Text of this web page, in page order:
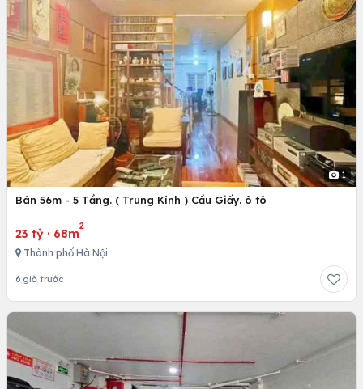
1
Bán 56m - 5 Tầng. ( Trung Kính ) Cầu Giấy. ô tô
23 tỷ · 68m
2
Thành phố Hà Nội
6 giờ trước